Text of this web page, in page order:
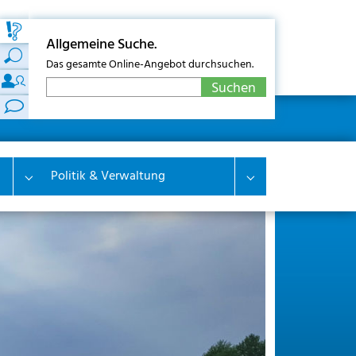
Allgemeine Suche.
Das gesamte Online-Angebot durchsuchen.
Submenu for "Wirtschaft & Wohnen"
Politik & Verwaltung Submenu for